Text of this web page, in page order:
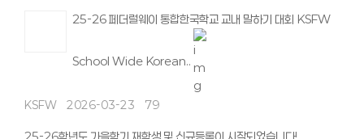
25-26 페더럴웨이 통합한국학교 교내 말하기 대회 KSFW
School Wide Korean..
KSFW 2026-03-23 79
25-26학년도 가을학기 재학생 및 신규등록이 시작되었습니다!